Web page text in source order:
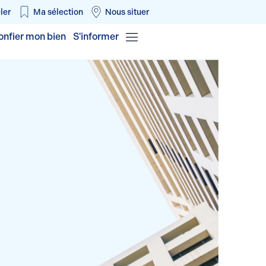
Ma sélection Nous situer
S'informer
mon bien